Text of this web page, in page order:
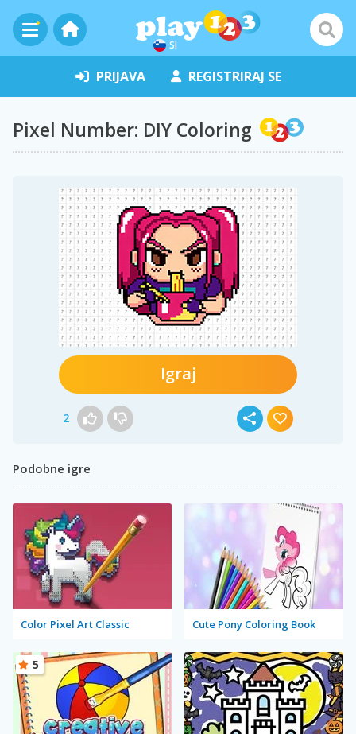
SI
PRIJAVA REGISTRIRAJ SE
Pixel Number: DIY Coloring
Igraj
2
Podobne igre
Color Pixel Art Classic Cute Pony Coloring Book
5